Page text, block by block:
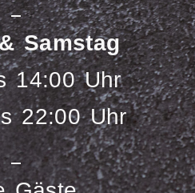
Samstag
14:00 Uhr
22:00 Uhr